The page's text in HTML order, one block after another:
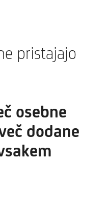
pristajajo
osebne
dodane